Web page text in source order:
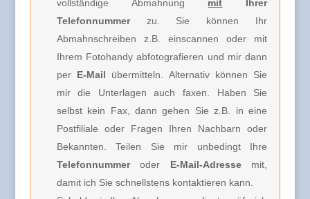
vollständige Abmahnung mit Ihrer
Telefonnummerzu. Sie können Ihr
Abmahnschreiben z.B. einscannen oder mit
Ihrem Fotohandy abfotografieren und mir dann
per E-Mail übermitteln. Alternativ können Sie
mir die Unterlagen auch faxen. Haben Sie
selbst kein Fax, dann gehen Sie z.B. in eine
Postfiliale oder Fragen Ihren Nachbarn oder
Bekannten. Teilen Sie mir unbedingt Ihre
Telefonnummeroder E-Mail-Adressemit,
damit ich Sie schnellstens kontaktieren kann.